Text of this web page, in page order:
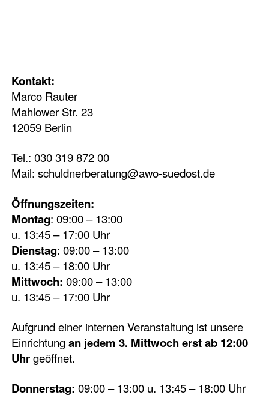
Kontakt:
Marco Rauter
Mahlower Str. 23
12059 Berlin
Tel.: 030 319 872 00
Mail: schuldnerberatung@awo-suedost.de
Öffnungszeiten:
Montag: 09:00 – 13:00
u. 13:45 – 17:00 Uhr
Dienstag: 09:00 – 13:00
u. 13:45 – 18:00 Uhr
Mittwoch: 09:00 – 13:00
u. 13:45 – 17:00 Uhr
Aufgrund einer internen Veranstaltung ist unsere
Einrichtungan jedem 3. Mittwoch erst ab 12:00
Uhrgeöffnet.
Donnerstag: 09:00 – 13:00 u. 13:45 – 18:00 Uhr